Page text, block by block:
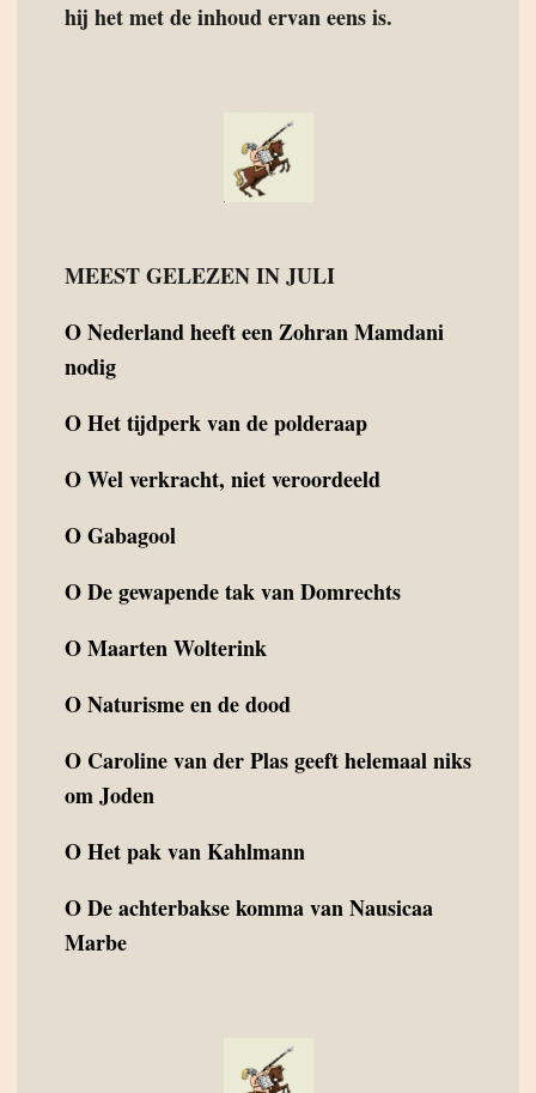
hij het met de inhoud ervan eens is.
MEEST GELEZEN IN JULI
ONederland heeft een Zohran Mamdani
nodig
OHet tijdperk van de polderaap
OWel verkracht, niet veroordeeld
OGabagool
ODe gewapende tak van Domrechts
OMaarten Wolterink
ONaturisme en de dood
O Caroline van der Plas geeft helemaal niks
om Joden
OHet pak van Kahlmann
ODe achterbakse komma van Nausicaa
Marbe